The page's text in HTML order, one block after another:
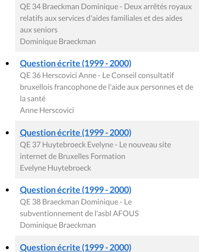
QE 34 Braeckman Dominique - Deux arrêtés royaux
relatifs aux services d'aides familiales et des aides
aux seniors
Dominique Braeckman
Question écrite (1999 - 2000)
QE 36 Herscovici Anne - Le Conseil consultatif
bruxellois francophone de l'aide aux personnes et de
la santé
Anne Herscovici
Question écrite (1999 - 2000)
QE 37 Huytebroeck Evelyne - Le nouveau site
internet de Bruxelles Formation
Evelyne Huytebroeck
Question écrite (1999 - 2000)
QE 38 Braeckman Dominique - Le
subventionnement de l'asbl AFOUS
Dominique Braeckman
Question écrite (1999 - 2000)